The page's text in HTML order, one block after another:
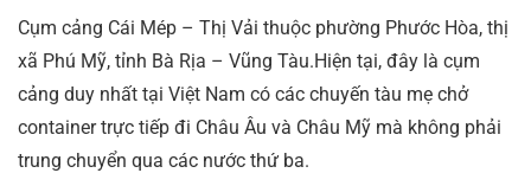
Cụm cảng Cái Mép – Thị Vải thuộc phường Phước Hòa, thị
xã Phú Mỹ, tỉnh Bà Rịa – Vũng Tàu.Hiện tại, đây là cụm
cảng duy nhất tại Việt Nam có các chuyến tàu mẹ chở
container trực tiếp đi Châu Âu và Châu Mỹ mà không phải
trung chuyển qua các nước thứ ba.